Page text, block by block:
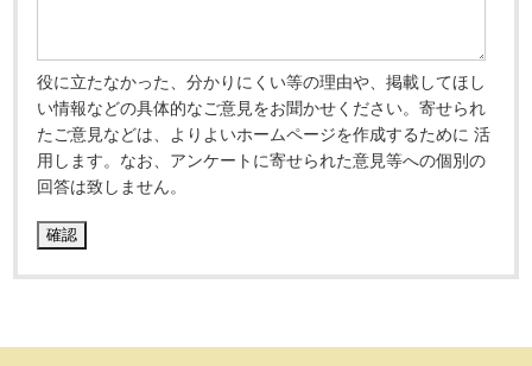
役に立たなかった、分かりにくい等の理由や、掲載してほし
い情報などの具体的なご意見をお聞かせください。寄せられ
たご意見などは、よりよいホームページを作成するために 活
用します。なお、アンケートに寄せられた意見等への個別の
回答は致しません。